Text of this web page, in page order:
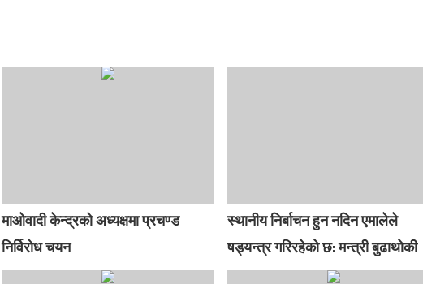
माओवादी केन्द्रको अध्यक्षमा प्रचण्ड
निर्विरोध चयन
स्थानीय निर्बाचन हुन नदिन एमालेले
षड्यन्त्र गरिरहेको छ: मन्त्री बुढाथोकी